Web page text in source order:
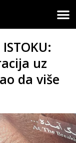
uz
da više